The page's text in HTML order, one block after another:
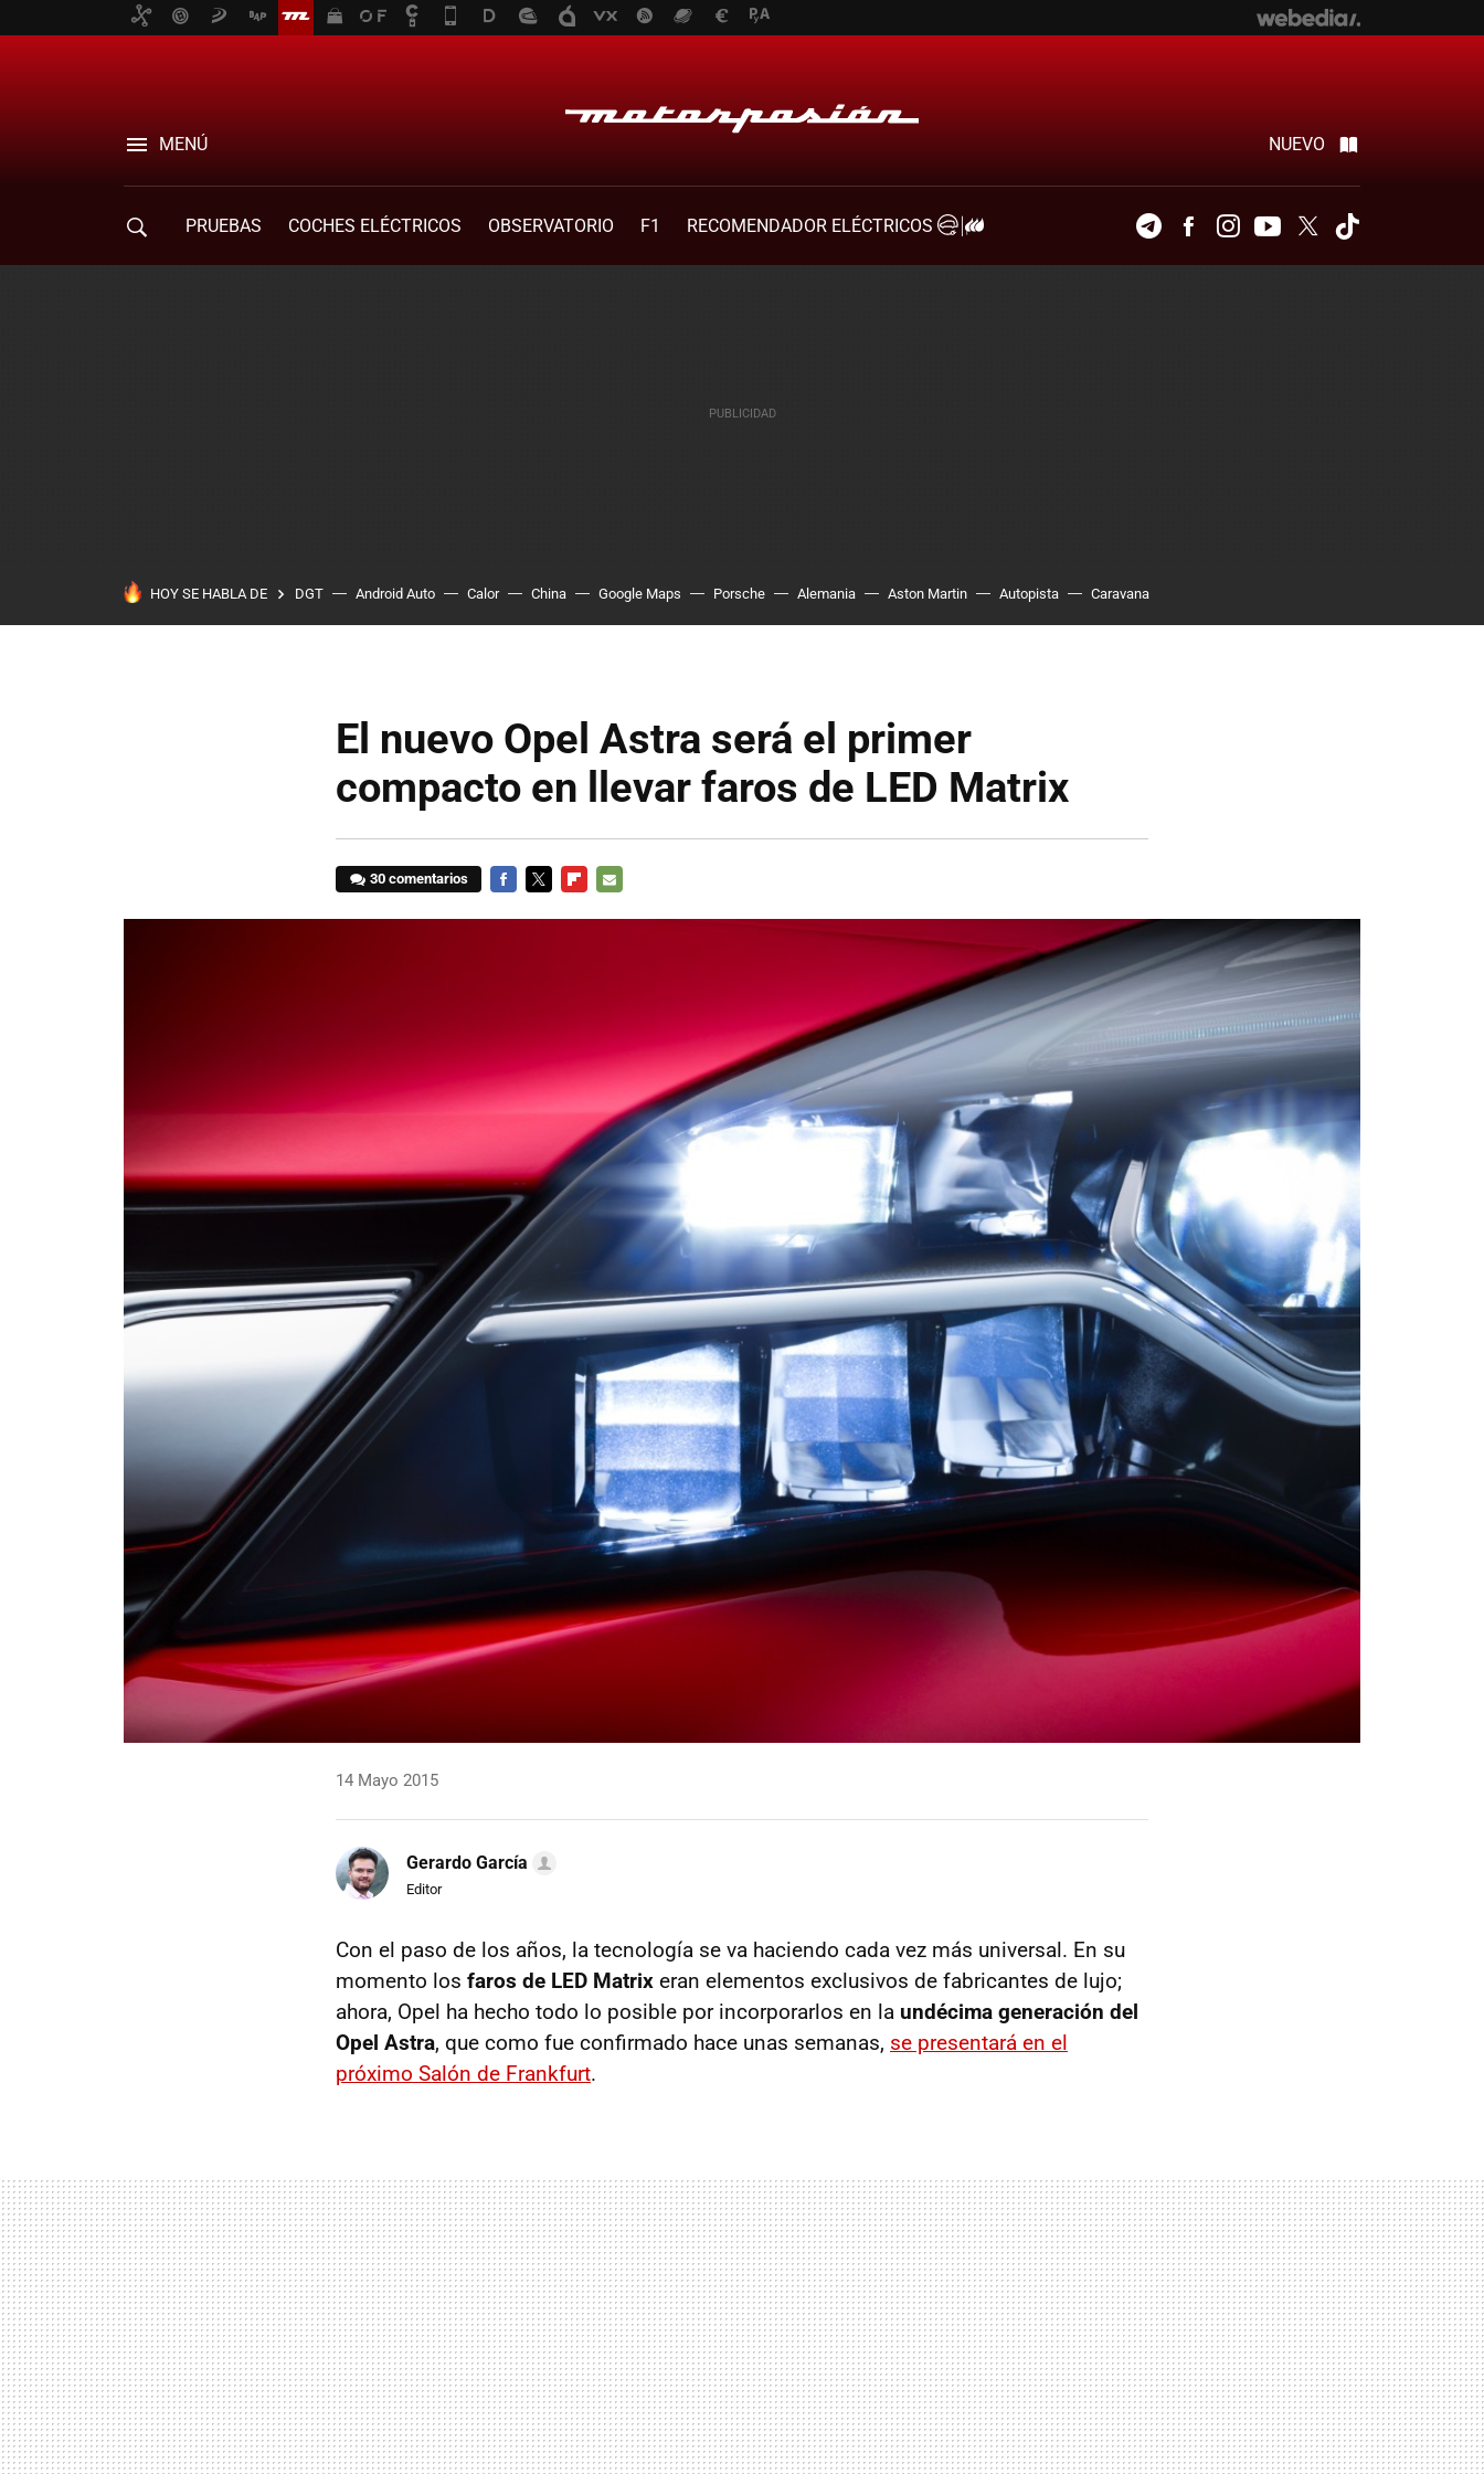
MENÚ NUEVO
PRUEBAS COCHES ELÉCTRICOS OBSERVATORIO F1
RECOMENDADOR ELÉCTRICOS
TelegramFacebookInstagramYoutubeTwitter
HOY SE HABLA DE DGT Android Auto Calor China Google Maps Porsche Alemania Aston Martin Autopista Caravana
El nuevo Opel Astra será el primer
compacto en llevar faros de LED Matrix
30 comentarios
14 Mayo 2015
Gerardo García
Editor
Con el paso de los años, la tecnología se va haciendo cada vez más universal. En su
momento los faros de LED Matrix eran elementos exclusivos de fabricantes de lujo;
ahora, Opel ha hecho todo lo posible por incorporarlos en la undécima generación del
Opel Astra, que como fue confirmado hace unas semanas, se presentará en el
próximo Salón de Frankfurt.